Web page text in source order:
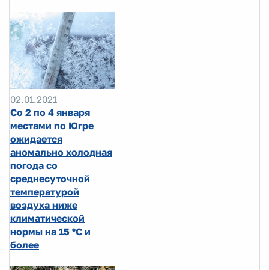
02.01.2021
Со 2 по 4 января
местами по Югре
ожидается
аномально холодная
погода со
среднесуточной
температурой
воздуха ниже
климатической
нормы на 15 ºС и
более